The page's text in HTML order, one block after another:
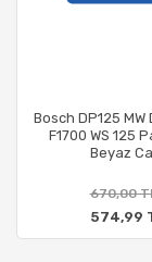
Bosch DP125
F1700 WS 125
Beyaz
670,00
574,99